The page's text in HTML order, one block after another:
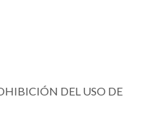
DEL USO DE